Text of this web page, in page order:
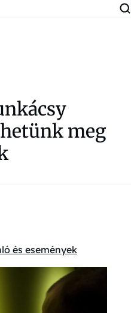
meg
és események